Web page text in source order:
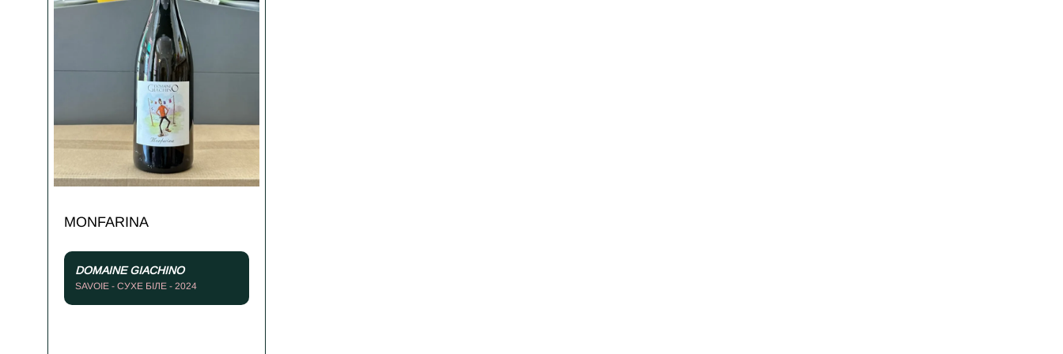
MONFARINA
DOMAINE GIACHINO
SAVOIE - СУХЕ БІЛЕ - 2024